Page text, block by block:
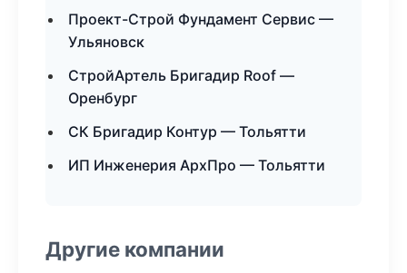
Проект-Строй Фундамент Сервис —
Ульяновск
СтройАртель Бригадир Roof —
Оренбург
СК Бригадир Контур — Тольятти
ИП Инженерия АрхПро — Тольятти
Другие компании